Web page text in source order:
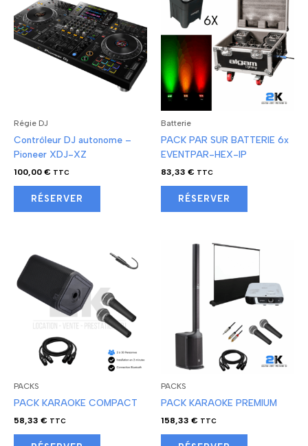
Régie DJ
Contrôleur DJ autonome –
Pioneer XDJ-XZ
100,00 € TTC
RÉSERVER
Batterie
PACK PAR SUR BATTERIE 6x
EVENTPAR-HEX-IP
83,33 € TTC
RÉSERVER
PACKS
PACK KARAOKE COMPACT
58,33 € TTC
PACKS
PACK KARAOKE PREMIUM
158,33 € TTC